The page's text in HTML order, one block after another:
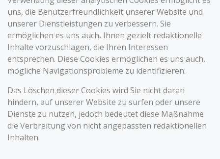
uns, die Benutzerfreundlichkeit unserer Website und
unserer Dienstleistungen zu verbessern. Sie
ermöglichen es uns auch, Ihnen gezielt redaktionelle
Inhalte vorzuschlagen, die Ihren Interessen
entsprechen. Diese Cookies ermöglichen es uns auch,
mögliche Navigationsprobleme zu identifizieren.
Das Löschen dieser Cookies wird Sie nicht daran
hindern, auf unserer Website zu surfen oder unsere
Dienste zu nutzen, jedoch bedeutet diese Maßnahme
die Verbreitung von nicht angepassten redaktionellen
Inhalten.